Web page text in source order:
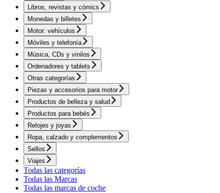
Libros, revistas y cómics
Monedas y billetes
Motor: vehículos
Móviles y telefonía
Música, CDs y vinilos
Ordenadores y tablets
Otras categorías
Piezas y accesorios para motor
Productos de belleza y salud
Productos para bebés
Relojes y joyas
Ropa, calzado y complementos
Sellos
Viajes
Todas las categorías
Todas las Marcas
Todas las marcas de coche